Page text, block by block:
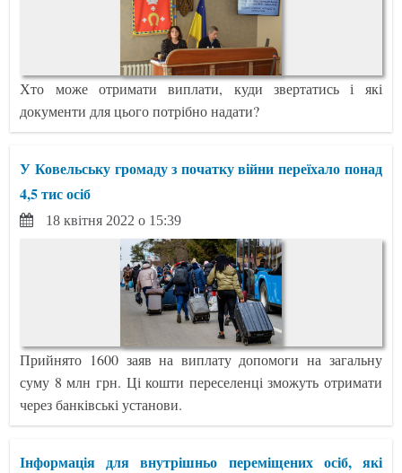
Хто може отримати виплати, куди звертатись і які
документи для цього потрібно надати?
У Ковельську громаду з початку війни переїхало понад
4,5 тис осіб
18 квітня 2022 о 15:39
Прийнято 1600 заяв на виплату допомоги на загальну
суму 8 млн грн. Ці кошти переселенці зможуть отримати
через банківські установи.
Інформація для внутрішньо переміщених осіб, які